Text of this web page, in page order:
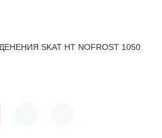
SKAT HT NOFROST 1050